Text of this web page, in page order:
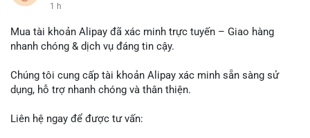
1 h
Mua tài khoản Alipay đã xác minh trực tuyến – Giao hàng
nhanh chóng & dịch vụ đáng tin cậy.
Chúng tôi cung cấp tài khoản Alipay xác minh sẵn sàng sử
dụng, hỗ trợ nhanh chóng và thân thiện.
Liên hệ ngay để được tư vấn: